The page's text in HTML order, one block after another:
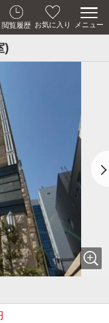
閲覧履歴 お気に入り メニュー
)